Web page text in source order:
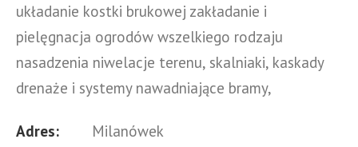
układanie kostki brukowej zakładanie i
pielęgnacja ogrodów wszelkiego rodzaju
nasadzenia niwelacje terenu, skalniaki, kaskady
drenaże i systemy nawadniające bramy,
Adres:
Milanówek